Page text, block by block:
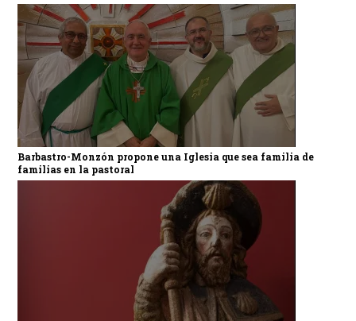
Barbastro-Monzón propone una Iglesia que sea familia de
familias en la pastoral